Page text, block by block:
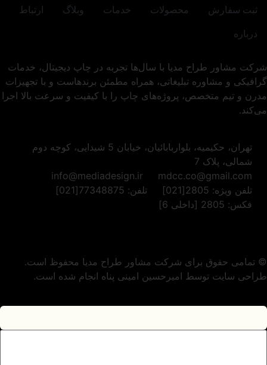
ثبت سفارش محصولات خدمات وبلاگ
ارتباط
درباره
شرکت مشاور طراح مدیا با سال‌ها تجربه در چاپ دیجیتال، خدمات
گرافیکی و مشاوره تبلیغاتی، همراه مطمئن برندهاست و با تجهیزات
مدرن و تیم متخصص، پروژه‌های چاپ را با کیفیت و سرعت بالا اجرا
می‌کند.
تهران، حکیمیه، بلواربابائیان، خیابان 5 شیدایی، کوچه دوم
شمالی، پلاک 7
mdcc.co@gmail.com
info@mediadesign.ir
تلفن ویژه: 2805[021]
تلفن: 77348875[021]
فکس: 2805 [داخلی 6]
© تمامی حقوق برای شرکت مشاور طراح مدیا محفوظ است.
طراحی سایت توسط امیرحسین امینی پناه انجام شده است.